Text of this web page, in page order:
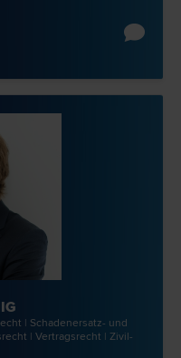
| Schadenersatz- und
| Vertrags­recht | Zivil­